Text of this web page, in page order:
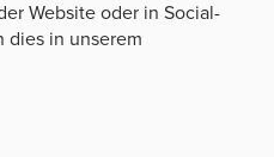
Website oder in Social-
dies in unserem